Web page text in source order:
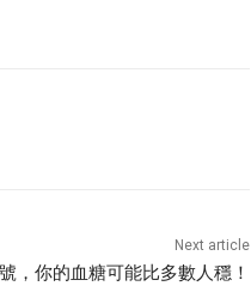
Next article
，你的血糖可能比多數人穩！